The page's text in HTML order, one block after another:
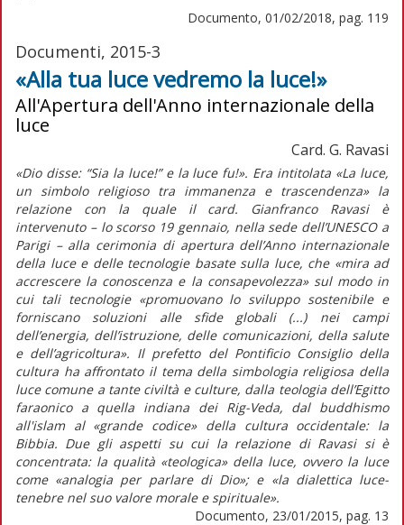
Documento, 01/02/2018, pag. 119
Documenti, 2015-3
«Alla tua luce vedremo la luce!»
All'Apertura dell'Anno internazionale della
luce
Card. G. Ravasi
«Dio disse: “Sia la luce!” e la luce fu!». Era intitolata «La luce,
un simbolo religioso tra immanenza e trascendenza» la
relazione con la quale il card. Gianfranco Ravasi è
intervenuto – lo scorso 19 gennaio, nella sede dell’UNESCO a
Parigi – alla cerimonia di apertura dell’Anno internazionale
della luce e delle tecnologie basate sulla luce, che «mira ad
accrescere la conoscenza e la consapevolezza» sul modo in
cui tali tecnologie «promuovano lo sviluppo sostenibile e
forniscano soluzioni alle sfide globali (...) nei campi
dell’energia, dell’istruzione, delle comunicazioni, della salute
e dell’agricoltura». Il prefetto del Pontificio Consiglio della
cultura ha affrontato il tema della simbologia religiosa della
luce comune a tante civiltà e culture, dalla teologia dell’Egitto
faraonico a quella indiana dei Rig-Veda, dal buddhismo
all'islam al «grande codice» della cultura occidentale: la
Bibbia. Due gli aspetti su cui la relazione di Ravasi si è
concentrata: la qualità «teologica» della luce, ovvero la luce
come «analogia per parlare di Dio»; e «la dialettica luce-
tenebre nel suo valore morale e spirituale».
Documento, 23/01/2015, pag. 13